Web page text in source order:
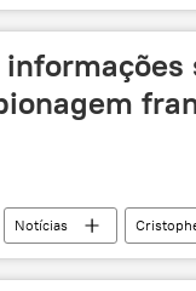
Rússia
Notícias
Rússia